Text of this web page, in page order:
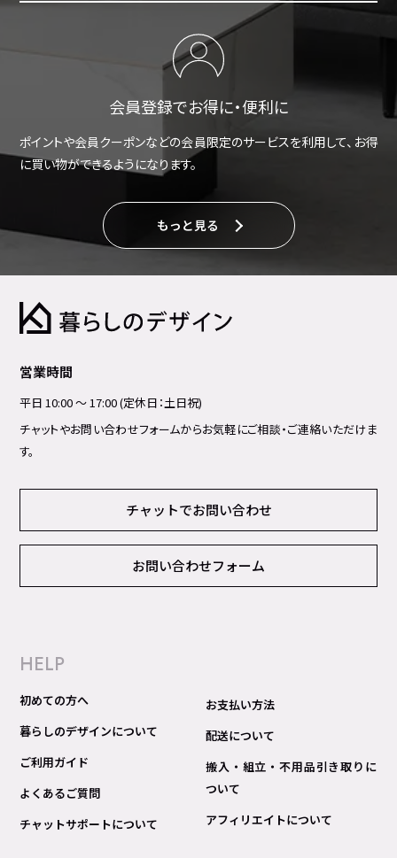
会員登録でお得に・便利に
ポイントや会員クーポンなどの会員限定のサービスを利用して、お得
に買い物ができるようになります。
もっと見る
営業時間
平日 10:00 ～ 17:00 (定休日：土日祝)
チャットやお問い合わせフォームからお気軽にご相談・ご連絡いただけま
す。
チャットでお問い合わせ
お問い合わせフォーム
HELP
初めての方へ
暮らしのデザインについて
ご利用ガイド
よくあるご質問
チャットサポートについて
お支払い方法
配送について
搬入・組立・不用品引き取りに
ついて
アフィリエイトについて